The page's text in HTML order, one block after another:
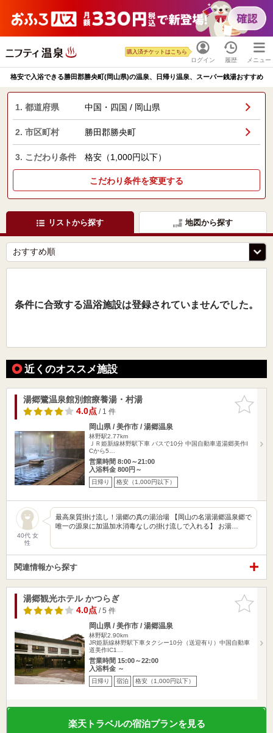
ログイン
購入済チケットはこちら
履歴 メニュー
格安で入浴できる勝田郡勝央町(岡山県)の温泉、日帰り温泉、スーパー銭湯おすすめ
1. 都道府県 中国・四国 / 岡山県
2. 市区町村 勝田郡勝央町
3. こだわり条件 格安（1,000円以下）
こだわり条件を変更する
リストから探す 地図から探す
条件に合致する温浴施設は登録されていませんでした。
近くのオススメ施設
お気に入
りに追加
湯郷鷺温泉館別館療養湯・村湯
4.0点/ 1 件
岡山県 / 美作市 / 湯郷温泉
林野駅2.77km
ＪＲ姫新線林野駅下車 バスで10分 中国自動車道湯郷美作I
Cから5…
営業時間 8:00～21:00
入浴料金 800円～
日帰り 格安（1,000円以下）
40代 女
性
最高泉質掛け流し！湯郷の真の湯治場 【岡山の名湯湯郷温泉郷で
唯一の源泉に加温加水消毒なしの掛け流しで入れる】 お湯…
関連情報から探す
お気に入
りに追加
湯郷観光ホテル かつらぎ
4.0点/ 5 件
岡山県 / 美作市 / 湯郷温泉
林野駅2.90km
JR姫新線林野駅下車タクシー10分（送迎有り）中国自動車
道美作IC1…
営業時間 15:00～22:00
入浴料金 ～
日帰り 宿泊 格安（1,000円以下）
楽天トラベルの宿泊プランを見る